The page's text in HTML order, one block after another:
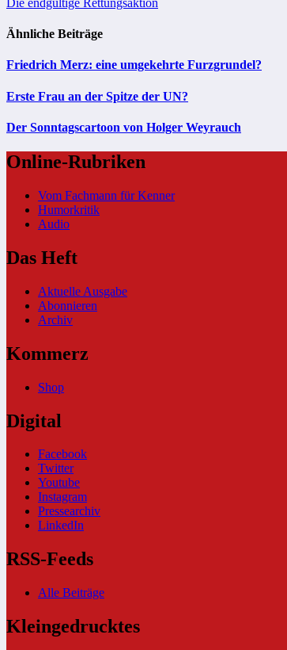
Ähnliche Beiträge
Friedrich Merz: eine umgekehrte Furzgrundel?
Erste Frau an der Spitze der UN?
Der Sonntagscartoon von Holger Weyrauch
Online-Rubriken
Vom Fachmann für Kenner
Humorkritik
Audio
Das Heft
Aktuelle Ausgabe
Abonnieren
Archiv
Kommerz
Shop
Digital
Facebook
Twitter
Youtube
Instagram
Pressearchiv
LinkedIn
RSS-Feeds
Alle Beiträge
Kleingedrucktes